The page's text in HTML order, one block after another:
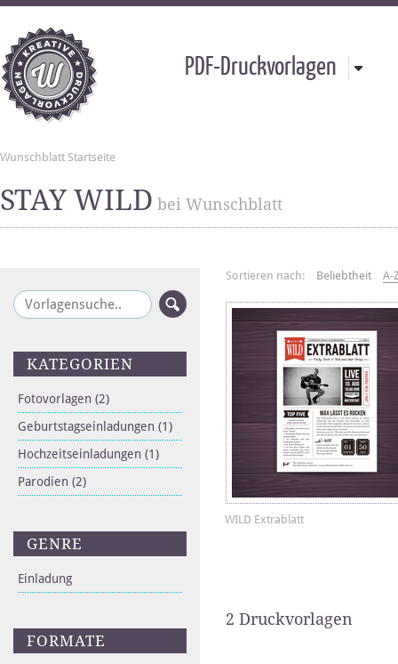
PDF-Druckvorlagen
Wunschblatt Startseite
STAY WILD bei Wunschblatt
KATEGORIEN
Fotovorlagen (2)
Geburtstagseinladungen (1)
Hochzeitseinladungen (1)
Parodien (2)
GENRE
Einladung
FORMATE
Sortieren nach: Beliebtheit A-
WILD Extrablatt
2 Druckvorlagen